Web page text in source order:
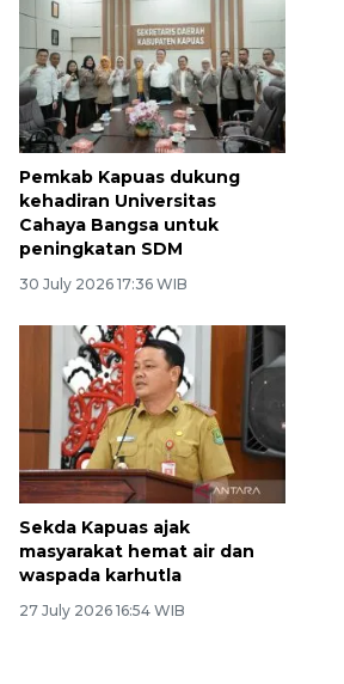
Pemkab Kapuas dukung
kehadiran Universitas
Cahaya Bangsa untuk
peningkatan SDM
30 July 2026 17:36 WIB
Sekda Kapuas ajak
masyarakat hemat air dan
waspada karhutla
27 July 2026 16:54 WIB